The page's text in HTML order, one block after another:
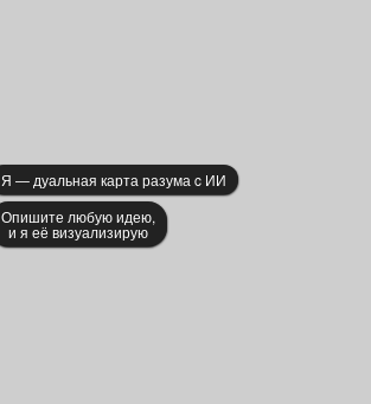
Я — дуальная карта разума c ИИ
Опишите любую идею,
и я её визуализирую